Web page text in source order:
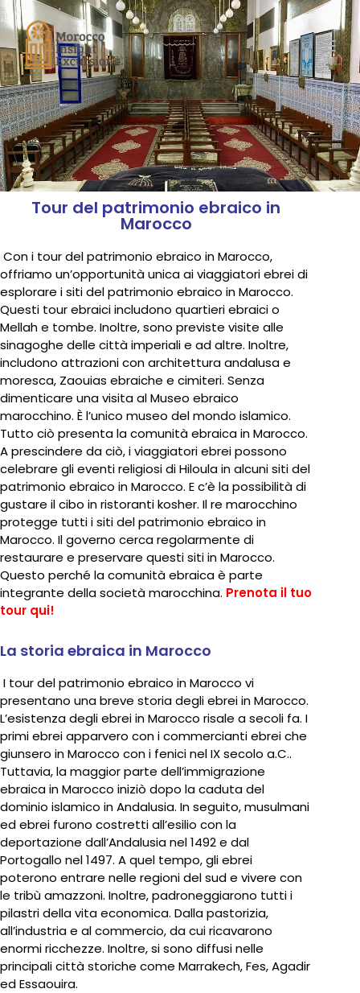
Tour del patrimonio ebraico in
Marocco
Con i tour del patrimonio ebraico in Marocco,
offriamo un’opportunità unica ai viaggiatori ebrei di
esplorare i siti del patrimonio ebraico in Marocco.
Questi tour ebraici includono quartieri ebraici o
Mellah e tombe. Inoltre, sono previste visite alle
sinagoghe delle città imperiali e ad altre. Inoltre,
includono attrazioni con architettura andalusa e
moresca, Zaouias ebraiche e cimiteri. Senza
dimenticare una visita al Museo ebraico
marocchino. È l’unico museo del mondo islamico.
Tutto ciò presenta la comunità ebraica in Marocco.
A prescindere da ciò, i viaggiatori ebrei possono
celebrare gli eventi religiosi di Hiloula in alcuni siti del
patrimonio ebraico in Marocco. E c’è la possibilità di
gustare il cibo in ristoranti kosher. Il re marocchino
protegge tutti i siti del patrimonio ebraico in
Marocco. Il governo cerca regolarmente di
restaurare e preservare questi siti in Marocco.
Questo perché la comunità ebraica è parte
integrante della società marocchina. Prenota il tuo
tour qui!
La storia ebraica in Marocco
I tour del patrimonio ebraico in Marocco vi
presentano una breve storia degli ebrei in Marocco.
L’esistenza degli ebrei in Marocco risale a secoli fa. I
primi ebrei apparvero con i commercianti ebrei che
giunsero in Marocco con i fenici nel IX secolo a.C..
Tuttavia, la maggior parte dell’immigrazione
ebraica in Marocco iniziò dopo la caduta del
dominio islamico in Andalusia. In seguito, musulmani
ed ebrei furono costretti all’esilio con la
deportazione dall’Andalusia nel 1492 e dal
Portogallo nel 1497. A quel tempo, gli ebrei
poterono entrare nelle regioni del sud e vivere con
le tribù amazzoni. Inoltre, padroneggiarono tutti i
pilastri della vita economica. Dalla pastorizia,
all’industria e al commercio, da cui ricavarono
enormi ricchezze. Inoltre, si sono diffusi nelle
principali città storiche come Marrakech, Fes, Agadir
ed Essaouira.